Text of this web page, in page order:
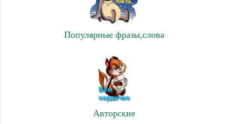
Популярные фразы,слова
Авторские